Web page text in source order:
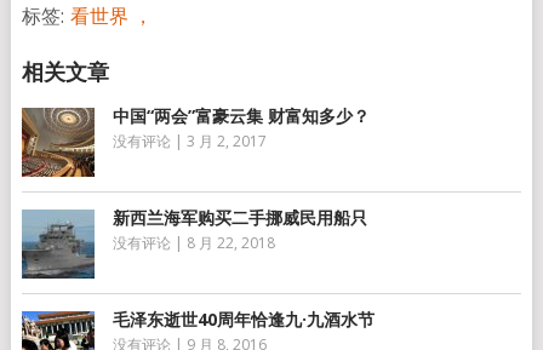
标签: 看世界 ，
中国“两会”富豪云集 财富知多少？
没有评论 | 3 月 2, 2017
新西兰海军购买二手挪威民用船只
没有评论 | 8 月 22, 2018
毛泽东逝世40周年恰逢九·九酒水节
没有评论 | 9 月 8, 2016